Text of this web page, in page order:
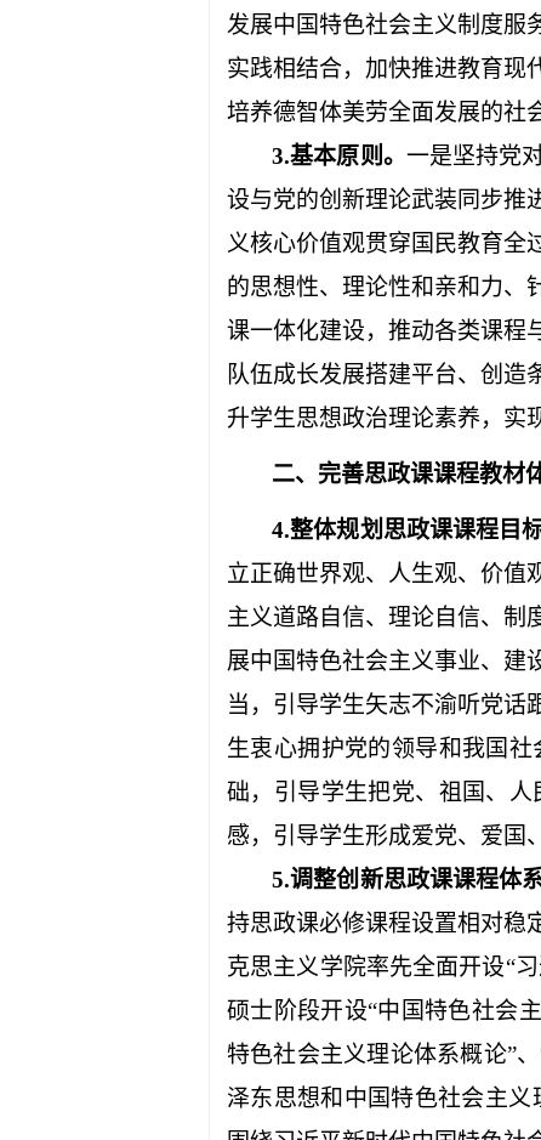
发展中国特色社会主义制度服
实践相结合，加快推进教育现
培养德智体美劳全面发展的社
3.基本原则。 一是坚持党
设与党的创新理论武装同步推
义核心价值观贯穿国民教育全
的思想性、理论性和亲和力、
课一体化建设，推动各类课程
队伍成长发展搭建平台、创
升学生思想政治理论素养，实
二、完善思政课课程教材
4.整体规划思政课课程目
立正确世界观、人生观、价值
主义道路自信、理论自信、制
展中国特色社会主义事业、建
当，引导学生矢志不渝听党话
生衷心拥护党的领导和我国
础，引导学生把党、祖国、
感，引导学生形成爱党、爱国
5.调整创新思政课课程体系
持思政课必修课程设置相对稳
克思主义学院率先全面开设“
硕士阶段开设“中国特色社会
特色社会主义理论体系概论”
泽东思想和中国特色社会主义